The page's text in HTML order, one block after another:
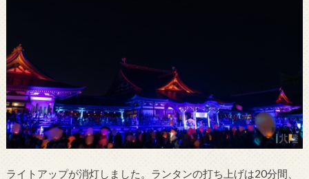
ライトアップが消灯しました。ランタンの打ち上げは20分間、